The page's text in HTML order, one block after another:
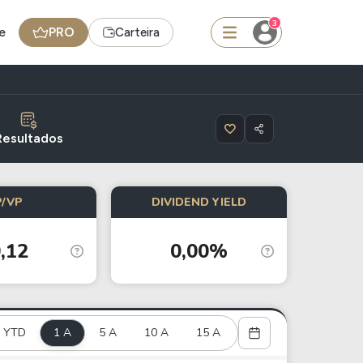
PRO Carteira
3
Ferramenta
Dividendos
- BNB
Radar do Dividendo Inteligente
Carteiras Recomendadas
VP DIVIDEND YIELD
0,00%
YTD 1 A 5 A 10 A 15 A